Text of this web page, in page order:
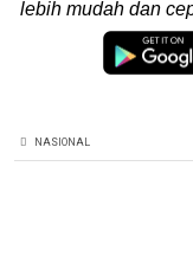
lebih mudah dan
NASIONAL